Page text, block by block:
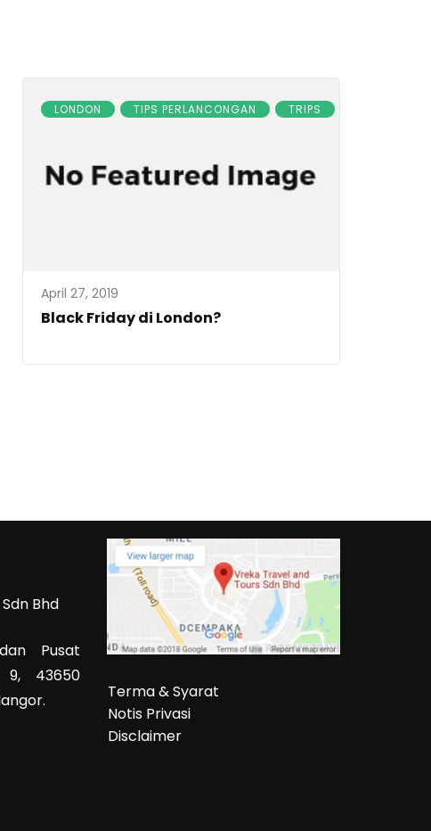
LONDON TIPS PERLANCONGAN TRIPS
April 27, 2019
Black Friday di London?
Bhd
Pusat
9, 43650
Terma & Syarat
Notis Privasi
Disclaimer